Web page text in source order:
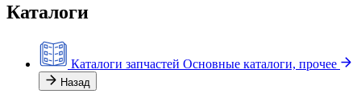
Каталоги
Каталоги запчастей Основные каталоги, прочее
Назад